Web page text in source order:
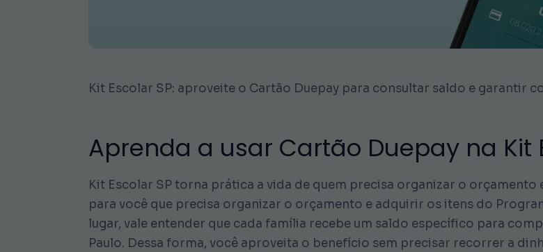
Kit Escolar SP: aproveite o Cartão Duepay para consultar saldo e garantir
Aprenda a usar Cartão Duepay na Kit
Kit Escolar SP torna prática a vida de quem precisa organizar o
para você que precisa organizar o orçamento e adquirir os itens do
lugar, vale entender que cada família recebe um saldo específico para
Paulo. Dessa forma, você aproveita o benefício sem precisar recorrer a